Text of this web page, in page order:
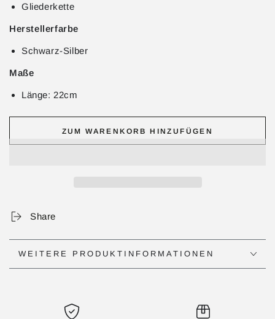
Gliederkette
Herstellerfarbe
Schwarz-Silber
Maße
Länge: 22cm
ZUM WARENKORB HINZUFÜGEN
Share
WEITERE PRODUKTINFORMATIONEN